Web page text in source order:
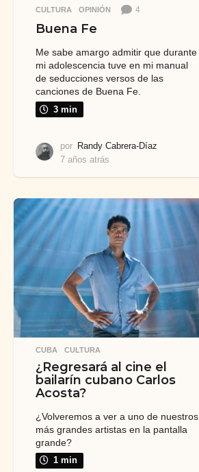
CULTURA ,OPINIÓN 4
Buena Fe
Me sabe amargo admitir que durante
mi adolescencia tuve en mi manual
de seducciones versos de las
canciones de Buena Fe.
3 min
por Randy Cabrera-Díaz
7 años atrás
o
a
t
r
s
CUBA ,CULTURA
¿Regresará al cine el
bailarín cubano Carlos
Acosta?
¿Volveremos a ver a uno de nuestros
más grandes artistas en la pantalla
grande?
1 min